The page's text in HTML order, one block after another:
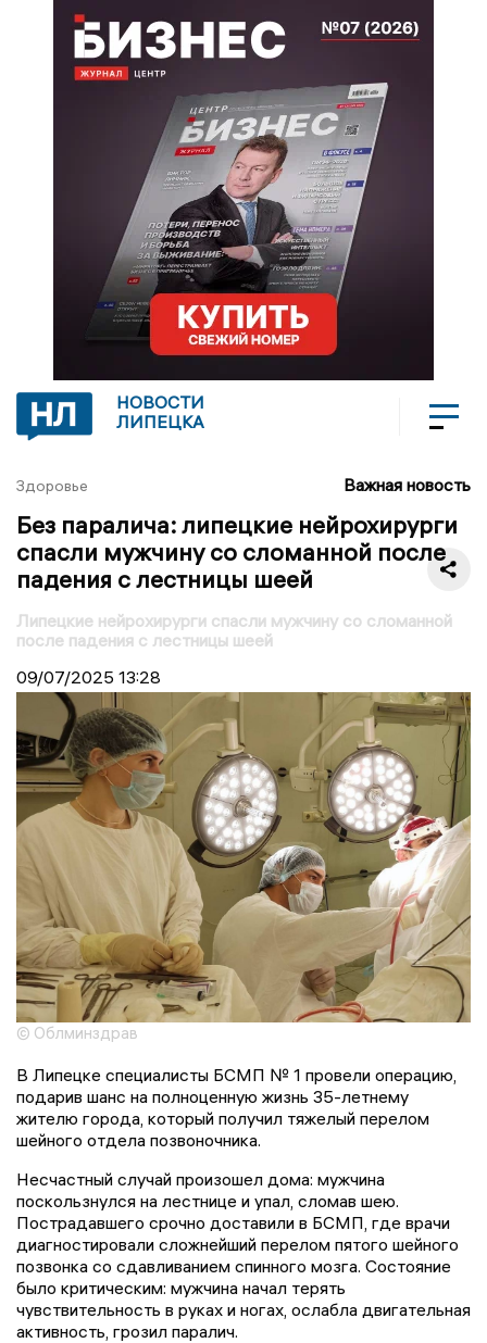
НОВОСТИ
ЛИПЕЦКА
Здоровье Важная новость
Без паралича: липецкие нейрохирурги
спасли мужчину со сломанной после
падения с лестницы шеей
Липецкие нейрохирурги спасли мужчину со сломанной
после падения с лестницы шеей
09/07/2025 13:28
© Облминздрав
В Липецке специалисты БСМП № 1 провели операцию,
подарив шанс на полноценную жизнь 35-летнему
жителю города, который получил тяжелый перелом
шейного отдела позвоночника.
Несчастный случай произошел дома: мужчина
поскользнулся на лестнице и упал, сломав шею.
Пострадавшего срочно доставили в БСМП, где врачи
диагностировали сложнейший перелом пятого шейного
позвонка со сдавливанием спинного мозга. Состояние
было критическим: мужчина начал терять
чувствительность в руках и ногах, ослабла двигательная
активность, грозил паралич.